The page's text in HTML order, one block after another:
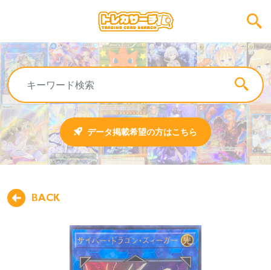
データ掲載希望の方はこちら
BACK